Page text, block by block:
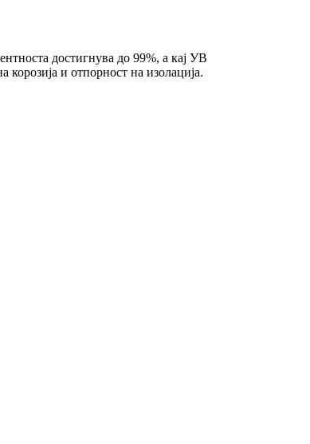
достигнува до 99%, а кај УВ
и отпорност на изолација.